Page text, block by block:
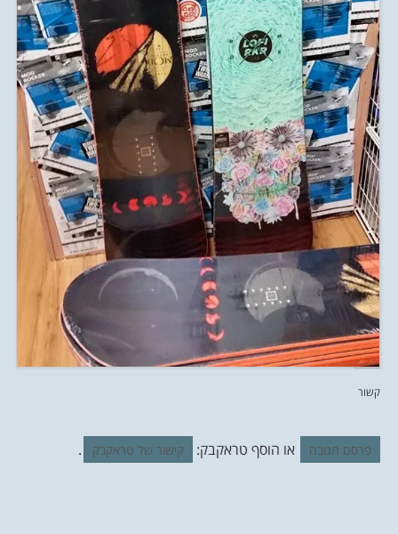
קשור
פרסם תגובה או הוסף טראקבק: קישור של טראקבק .